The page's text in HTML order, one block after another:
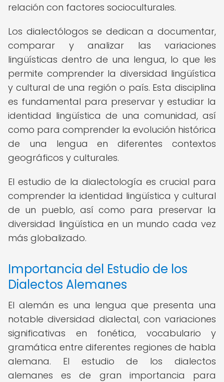
relación con factores socioculturales.
Los dialectólogos se dedican a documentar,
comparar y analizar las variaciones
lingüísticas dentro de una lengua, lo que les
permite comprender la diversidad lingüística
y cultural de una región o país. Esta disciplina
es fundamental para preservar y estudiar la
identidad lingüística de una comunidad, así
como para comprender la evolución histórica
de una lengua en diferentes contextos
geográficos y culturales.
El estudio de la dialectología es crucial para
comprender la identidad lingüística y cultural
de un pueblo, así como para preservar la
diversidad lingüística en un mundo cada vez
más globalizado.
Importancia del Estudio de los
Dialectos Alemanes
El alemán es una lengua que presenta una
notable diversidad dialectal, con variaciones
significativas en fonética, vocabulario y
gramática entre diferentes regiones de habla
alemana. El estudio de los dialectos
alemanes es de gran importancia para